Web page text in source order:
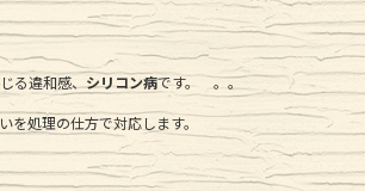
る違和感、シリコン病です。 。。
を処理の仕方で対応します。